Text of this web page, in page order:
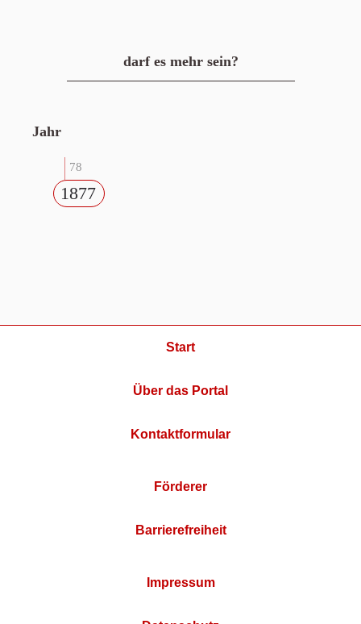
darf es mehr sein?
Jahr
78
1877
Start
Über das Portal
Kontaktformular
Förderer
Barrierefreiheit
Impressum